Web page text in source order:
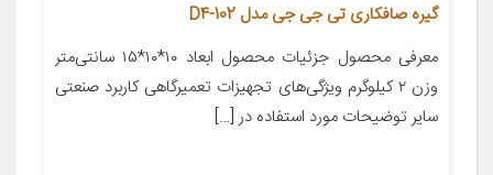
گیره صافکاری تی جی جی مدل D4-102
معرفی محصول جزئیات محصول ابعاد ۱۰*۱۰*۱۵ سانتی‌متر
وزن ۲ کیلوگرم ویژگی‌های تجهیزات تعمیرگاهی کاربرد صنعتی
سایر توضیحات مورد استفاده در […]